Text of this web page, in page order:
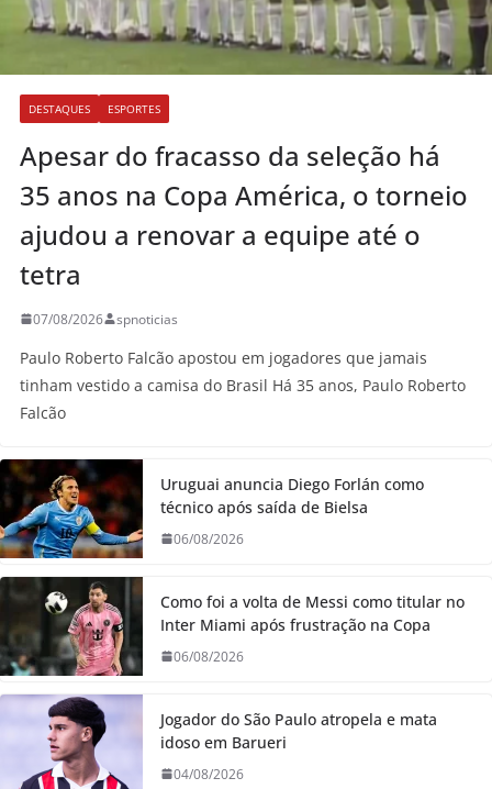
DESTAQUES ESPORTES
Apesar do fracasso da seleção há
35 anos na Copa América, o torneio
ajudou a renovar a equipe até o
tetra
07/08/2026 spnoticias
Paulo Roberto Falcão apostou em jogadores que jamais
tinham vestido a camisa do Brasil Há 35 anos, Paulo Roberto
Falcão
Uruguai anuncia Diego Forlán como
técnico após saída de Bielsa
06/08/2026
Como foi a volta de Messi como titular no
Inter Miami após frustração na Copa
06/08/2026
Jogador do São Paulo atropela e mata
idoso em Barueri
04/08/2026